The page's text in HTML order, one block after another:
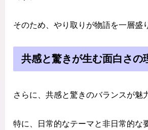
そのため、やり取りが物語を一層盛
共感と驚きが生む面白さの
さらに、共感と驚きのバランスが魅
特に、日常的なテーマと非日常的な